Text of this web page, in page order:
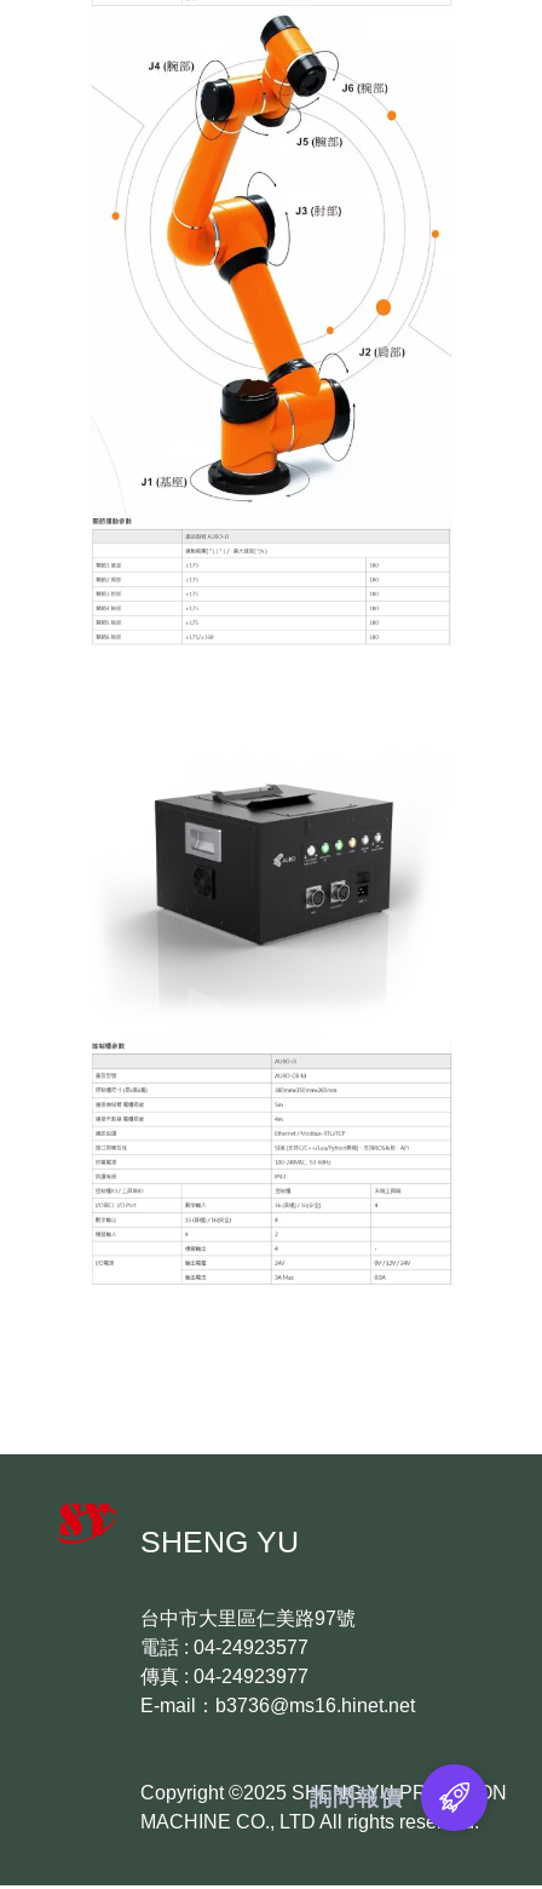
詢問報價
SHENG YU
台中市大里區仁美路97號
電話 : 04-24923577
傳真 : 04-24923977
E-mail：b3736@ms16.hinet.net
Copyright ©2025 SHENG YU PRECISION
MACHINE CO., LTD All rights reserved.